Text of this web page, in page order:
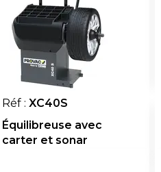
Réf : XC40S
Équilibreuse avec
carter et sonar